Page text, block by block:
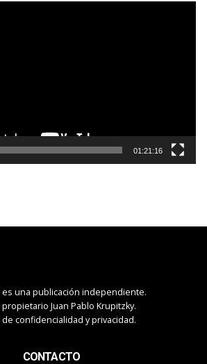
01:21:16
es una publicación independiente.
Juan Pablo Krupitzky.
confidencialidad y privacidad.
CONTACTO